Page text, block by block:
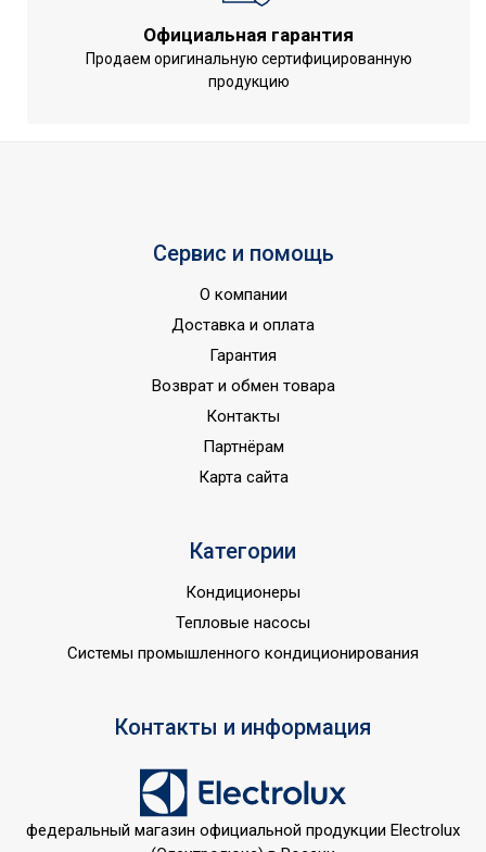
включения;Режим
обогрева
Ширина товара
76.2
Эффективен для помещ.
25
Максимальный уровень
Сверху
LED
Тип фронтальной панели
Плоская
Имитация кирпичной
кладки
Да
Вид управления
Электронное
Режим обогрева
Да
Декоративное топливо в
комплекте
Да
Официальная гарантия
Продаем оригинальную сертифицированную
продукцию
Сервис и помощь
О компании
Доставка и оплата
Гарантия
Возврат и обмен товара
Контакты
Партнёрам
Карта сайта
Категории
Кондиционеры
Тепловые насосы
Системы промышленного кондиционирования
Контакты и информация
федеральный магазин официальной продукции Electrolux